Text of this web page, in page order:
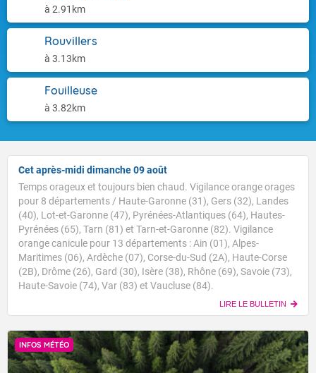
à 2.91km
Rouvillers
à 3.13km
Fouilleuse
à 3.82km
Cet après-midi dimanche 09 août
Temps orageux et toujours bien chaud. Vigilance orange orages
pour 8 départements / Haute-Garonne (31), Gers (32), Landes
(40), Lot-et-Garonne (47), Pyrénées-Atlantiques (64), Hautes-
Pyrénées (65), Tarn (81) et Tarn-et-Garonne (82). Vigilance
orange canicule pour 13 départements : Ain (01), Alpes-
Maritimes (06), Ardèche (07), Corse-du-Sud (2A), Haute-Corse
(2B), Drôme (26), Gard (30), Isère (38), Rhône (69), Savoie (73),
Haute-Savoie (74), Var (83) et Vaucluse (84).
LIRE LE BULLETIN
INFOS MÉTÉO